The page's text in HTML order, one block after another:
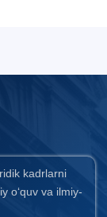
kadrlarni
o‘quv va ilmiy-